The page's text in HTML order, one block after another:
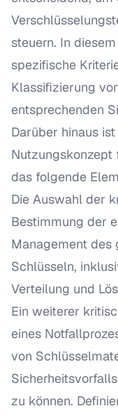
steuern. In
spezifische
Klassifizierung
entsprechenden
Darüber hinaus
das folgende
Die Auswahl der
Bestimmung der
Management des
Schlüsseln,
Verteilung und
Ein weiterer
eines
von
zu können.